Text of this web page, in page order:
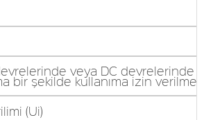
veya DC devrelerinde
bir şekilde kullanıma izin verilmez
(Ui)